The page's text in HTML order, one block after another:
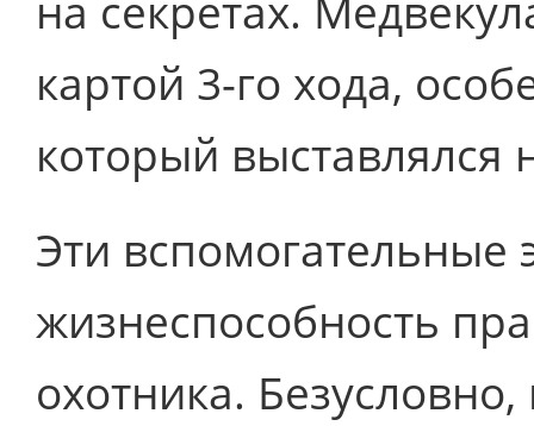
на секретах.
картой 3-го хода,
который выставлялся
Эти
жизнеспособность
охотника.